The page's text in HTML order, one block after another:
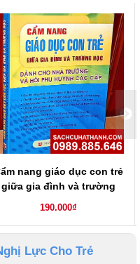
nang giáo dục con trẻ
giữa gia đình và trường
học
190.000₫
Lực Cho Trẻ